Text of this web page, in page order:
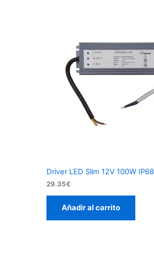
Driver LED Slim 12V 100W IP68
29.35€
Añadir al carrito